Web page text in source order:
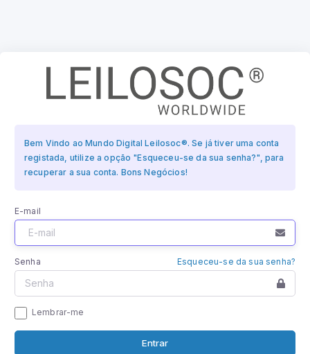
Bem Vindo ao Mundo Digital Leilosoc®. Se já tiver uma conta
registada, utilize a opção "Esqueceu-se da sua senha?", para
recuperar a sua conta. Bons Negócios!
E-mail
Senha Esqueceu-se da sua senha?
Lembrar-me
Entrar